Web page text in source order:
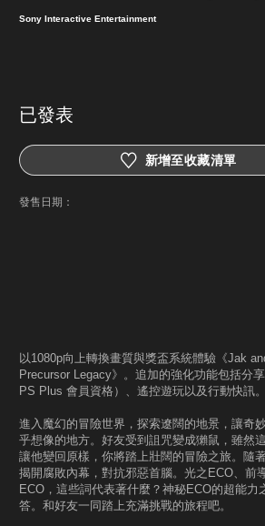
Sony Interactive Entertainment
已發表
新增至收藏清單
發售日期：
以1080p向上轉換畫質與獎盃系統體驗《Jak
Precursor Legacy》。追加的強化功能包括分
PS Plus 會員資格）、遙控遊玩以及行動快訊。
進入魔幻的冒險世界，探索遼闊的地景，讓奇
乎想像的地方。好友受到詛咒變成獺鼠，雖然
讓他變回原樣，你將踏上壯闊的冒險之旅。隨
揭開腐敗內幕，對抗邪惡首腦。光之ECO、前
ECO，這些詞代表著什麼？神秘ECO的超能力
答。和好友一同踏上充滿挑戰的旅程吧。